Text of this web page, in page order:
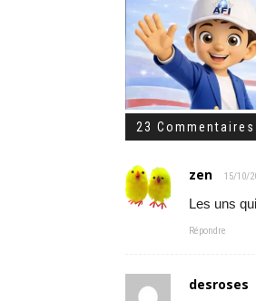
23 Commentaires
zen 15/10/
Les uns
Répondre
desroses